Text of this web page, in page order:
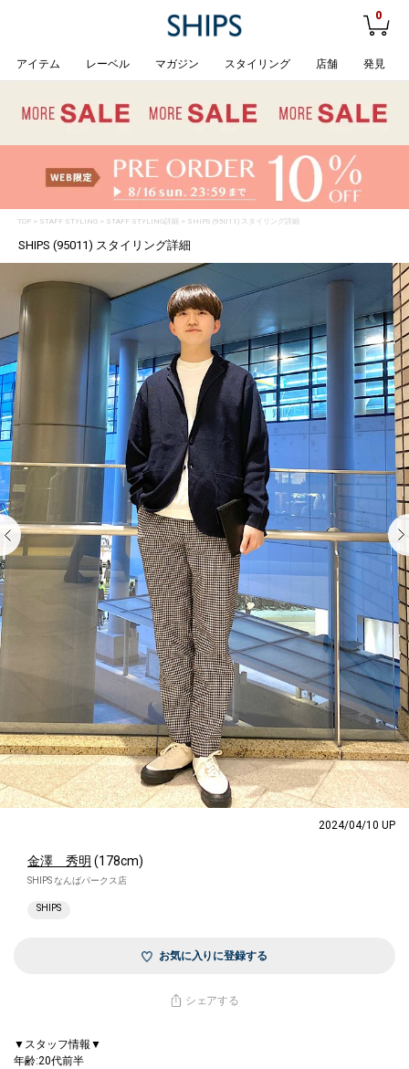
0
アイテム レーベル マガジン スタイリング 店舗 発見
TOP> STAFF STYLING> STAFF STYLING詳細 > SHIPS (95011) スタイリング詳細
SHIPS (95011) スタイリング詳細
2024/04/10 UP
金澤 秀明 (178cm)
SHIPS なんばパークス店
SHIPS
お気に入りに登録する
シェアする
▼スタッフ情報▼
年齢:20代前半